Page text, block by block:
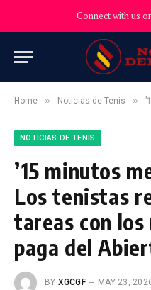
Connect with us
Home » Noticias de Tenis »
NOTICIAS DE TENIS
’15 minutos
Los tenistas
tareas con
paga del
BY XGCGF MAY 23,